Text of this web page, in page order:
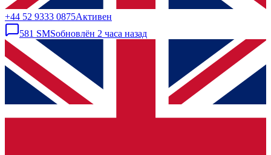
+44 52 9333 0875Активен
581 SMSобновлён 2 часа назад